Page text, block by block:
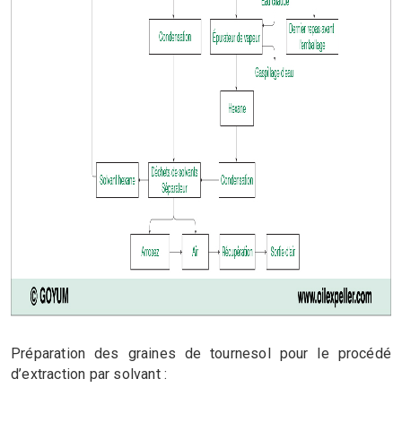
Préparation des graines de tournesol pour le procédé
d’extraction par solvant :